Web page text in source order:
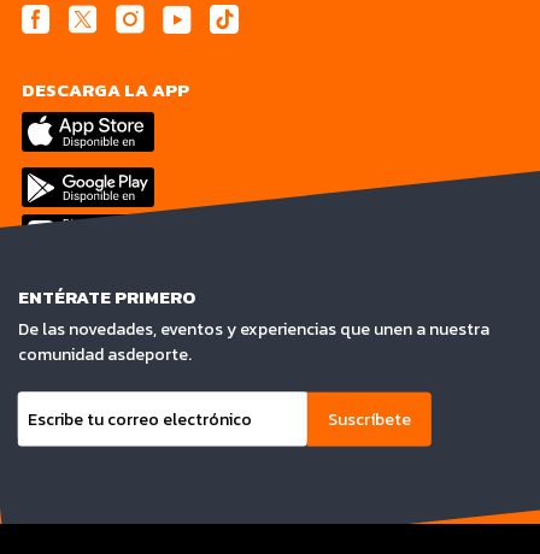
DESCARGA LA APP
ENTÉRATE PRIMERO
De las novedades, eventos y experiencias que unen a nuestra
comunidad asdeporte.
Suscríbete